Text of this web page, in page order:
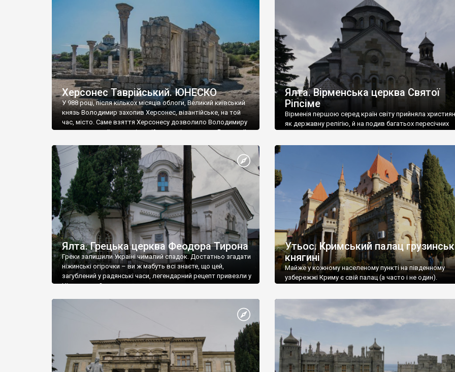
візантійської доби. Раритети викрадені з фондів об’єкту
культурної спадщини ЮНЕСКО «Херсонеса Таврійського».
Офіційно – на виставку «Золото Візантії», але експерти та
влада в Україні вважають це лише […]
називаються «повстяками» (postaki)…” “Вино. Крим
виробляє відмінне вино і його вдосталь: воно все
легке біле і дуже […]
Херсонес Таврійський. ЮНЕСКО
У 988 році, після кількох місяців облоги, Великий київський
князь Володимир захопив Херсонес, візантійське, на той
час, місто. Саме взяття Херсонесу дозволило Володимиру
диктувати свої умови візантійському імператору Василю ІІ,
Херсонесі Володимир-язичник, став Василем-
християнином. А потім було Хрещення Русі. На честь
Херсонесу Таврійського названо місто […]
Ялта. Вірменська церква Святої
Ріпсіме
Вірменія першою серед країн світу прийняла
як державну релігію, й на подив багатьох пересічних
Ялта. Грецька церква Феодора Тирона
Греки залишили Україні чималий спадок. Достатньо згадати
ніжинські огірочки – ви ж мабуть всі знаєте, що цей,
загублений у радянські часи, легендарний рецепт привезли у
Ніжин греки?
Утьос. Кримський палац
княгині
Майже у кожному населеному пункті на південному
узбережжі Криму є свій палац (а часто і не один).